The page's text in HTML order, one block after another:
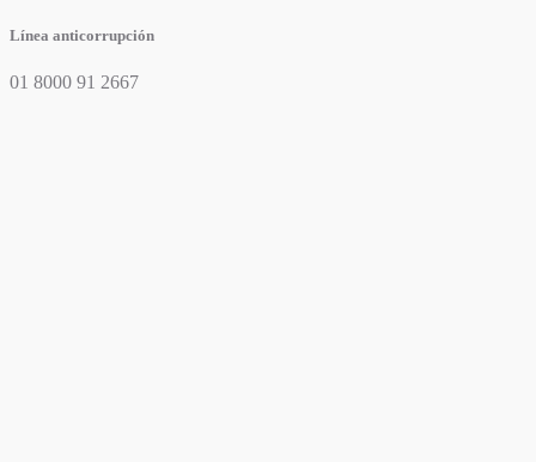
Línea anticorrupción
01 8000 91 2667